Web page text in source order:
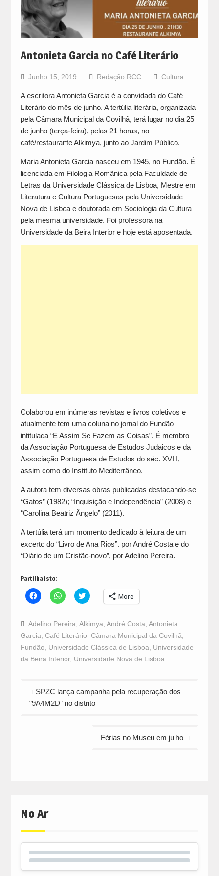
Antonieta Garcia no Café Literário
Junho 15, 2019 Redação RCC Cultura
A escritora Antonieta Garcia é a convidada do Café
Literário do mês de junho. A tertúlia literária, organizada
pela Câmara Municipal da Covilhã, terá lugar no dia 25
de junho (terça-feira), pelas 21 horas, no
café/restaurante Alkimya, junto ao Jardim Público.
Maria Antonieta Garcia nasceu em 1945, no Fundão. É
licenciada em Filologia Românica pela Faculdade de
Letras da Universidade Clássica de Lisboa, Mestre em
Literatura e Cultura Portuguesas pela Universidade
Nova de Lisboa e doutorada em Sociologia da Cultura
pela mesma universidade. Foi professora na
Universidade da Beira Interior e hoje está aposentada.
Colaborou em inúmeras revistas e livros coletivos e
atualmente tem uma coluna no jornal do Fundão
intitulada “E Assim Se Fazem as Coisas”. É membro
da Associação Portuguesa de Estudos Judaicos e da
Associação Portuguesa de Estudos do séc. XVIII,
assim como do Instituto Mediterrâneo.
A autora tem diversas obras publicadas destacando-se
“Gatos” (1982); “Inquisição e Independência” (2008) e
“Carolina Beatriz Ângelo” (2011).
A tertúlia terá um momento dedicado à leitura de um
excerto do “Livro de Ana Rios”, por André Costa e do
“Diário de um Cristão-novo”, por Adelino Pereira.
Partilha isto:
Click
to
Facebook
(Opens
in
new
window)
Click
to
WhatsApp
(Opens
in
new
window)
Click
to
Twitter
(Opens
in
new
window)
More
Adelino Pereira Alkimya André Costa Antonieta
Garcia Café Literário Câmara Municipal da Covilhã
Fundão
Universidade Clássica de Lisboa
Universidade
da Beira Interior, Universidade Nova de Lisboa
Navegação
de
SPZC lança campanha pela recuperação dos
“9A4M2D” no distrito
Férias no Museu em julho
No Ar